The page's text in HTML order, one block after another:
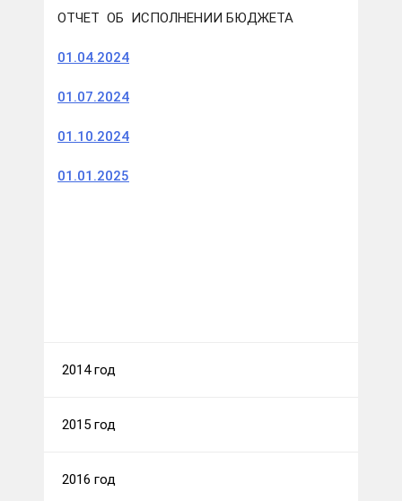
ОТЧЕТ ОБ ИСПОЛНЕНИИ БЮДЖЕТА
01.04.2024
01.07.2024
01.10.2024
01.01.2025
2014 год
2015 год
2016 год